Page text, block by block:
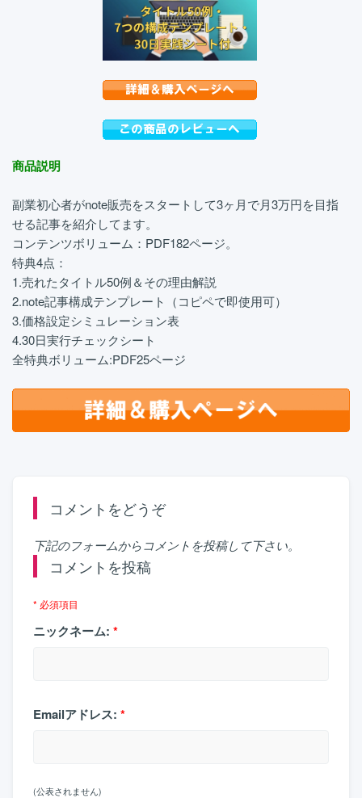
商品説明
副業初心者がnote販売をスタートして3ヶ月で月3万円を目指
せる記事を紹介してます。
コンテンツボリューム：PDF182ページ。
特典4点：
1.売れたタイトル50例＆その理由解説
2.note記事構成テンプレート（コピペで即使用可）
3.価格設定シミュレーション表
4.30日実行チェックシート
全特典ボリューム:PDF25ページ
コメントをどうぞ
下記のフォームからコメントを投稿して下さい。
コメントを投稿
* 必須項目
ニックネーム: *
Emailアドレス: *
(公表されません)